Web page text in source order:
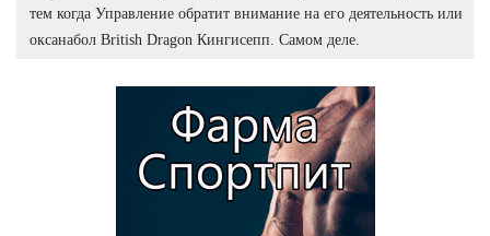
тем когда Управление обратит внимание на его деятельность или
оксанабол British Dragon Кингисепп. Самом деле.